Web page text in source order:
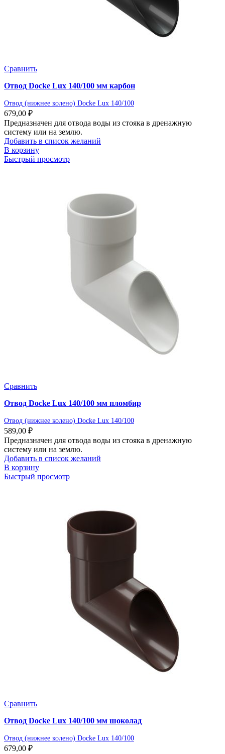
Сравнить
Отвод Docke Lux 140/100 мм карбон
Отвод (нижнее колено) Docke Lux 140/100
679,00 ₽
Предназначен для отвода воды из стояка в дренажную
систему или на землю.
Добавить в список желаний
В корзину
Быстрый просмотр
Сравнить
Отвод Docke Lux 140/100 мм пломбир
Отвод (нижнее колено) Docke Lux 140/100
589,00 ₽
Предназначен для отвода воды из стояка в дренажную
систему или на землю.
Добавить в список желаний
В корзину
Быстрый просмотр
Сравнить
Отвод Docke Lux 140/100 мм шоколад
Отвод (нижнее колено) Docke Lux 140/100
679,00 ₽